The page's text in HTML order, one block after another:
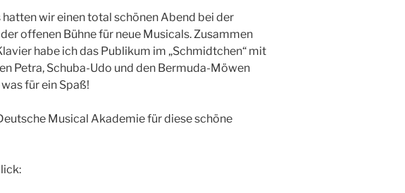
wir einen total schönen Abend bei der
offenen Bühne für neue Musicals. Zusammen
habe ich das Publikum im „Schmidtchen“ mit
Petra, Schuba-Udo und den Bermuda-Möwen
für ein Spaß!
Musical Akademie für diese schöne